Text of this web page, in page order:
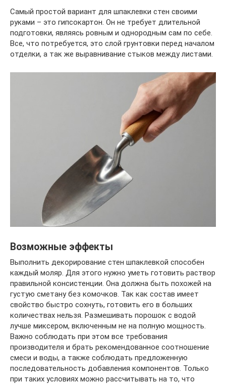
Самый простой вариант для шпаклевки стен своими
руками – это гипсокартон. Он не требует длительной
подготовки, являясь ровным и однородным сам по себе.
Все, что потребуется, это слой грунтовки перед началом
отделки, а так же выравнивание стыков между листами.
Возможные эффекты
Выполнить декорирование стен шпаклевкой способен
каждый моляр. Для этого нужно уметь готовить раствор
правильной консистенции. Она должна быть похожей на
густую сметану без комочков. Так как состав имеет
свойство быстро сохнуть, готовить его в больших
количествах нельзя. Размешивать порошок с водой
лучше миксером, включенным не на полную мощность.
Важно соблюдать при этом все требования
производителя и брать рекомендованное соотношение
смеси и воды, а также соблюдать предложенную
последовательность добавления компонентов. Только
при таких условиях можно рассчитывать на то, что